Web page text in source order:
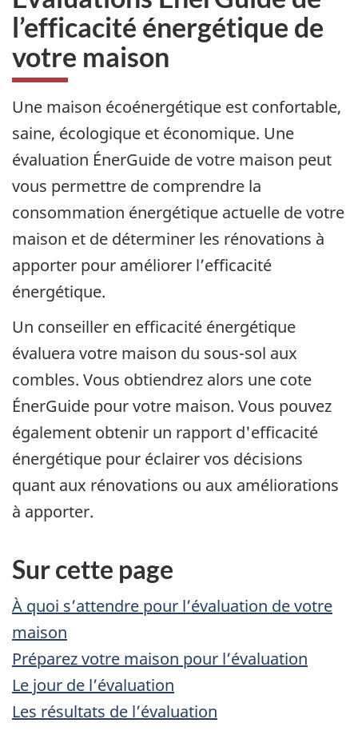
l’efficacité énergétique de
votre maison
Une maison écoénergétique est confortable,
saine, écologique et économique. Une
évaluation ÉnerGuide de votre maison peut
vous permettre de comprendre la
consommation énergétique actuelle de votre
maison et de déterminer les rénovations à
apporter pour améliorer l’efficacité
énergétique.
Un conseiller en efficacité énergétique
évaluera votre maison du sous-sol aux
combles. Vous obtiendrez alors une cote
ÉnerGuide pour votre maison. Vous pouvez
également obtenir un rapport d'efficacité
énergétique pour éclairer vos décisions
quant aux rénovations ou aux améliorations
à apporter.
Sur cette page
À quoi s’attendre pour l’évaluation de votre
maison
Préparez votre maison pour l’évaluation
Le jour de l’évaluation
Les résultats de l’évaluation